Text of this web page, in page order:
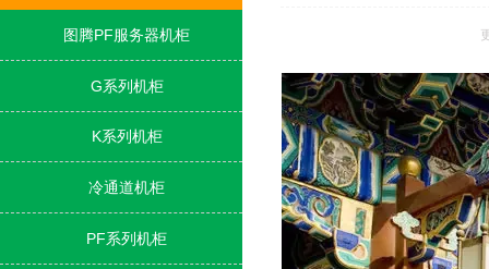
图腾PF服务器机柜
G系列机柜
K系列机柜
冷通道机柜
PF系列机柜